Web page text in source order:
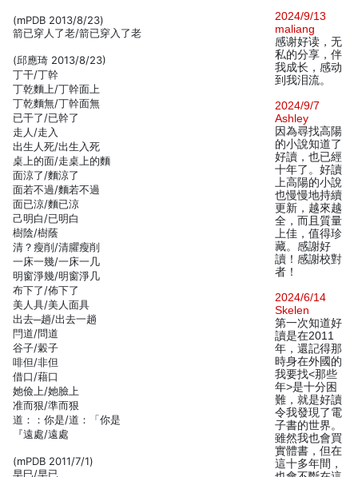
(mPDB 2013/8/23)
箭已穿人了老/箭已穿入了老
(邱應琦 2013/8/23)
丁干/丁幹
丁乾麵上/丁幹面上
丁乾麵無/丁幹面無
已干了/已幹了
走人/走入
出生人死/出生入死
桌上的面/走桌上的麵
面涼了/麵涼了
面若不過/麵若不過
面已涼/麵已涼
己明白/已明白
樹陰/樹蔭
清？瘦削/清臞瘦削
一床一幾/一床一几
明窗淨幾/明窗淨几
布下了/佈下了
美人具/美人面具
出去─趟/出去一趟
閂道/問道
谷子/糓子
啡但/非但
借口/藉口
她儉上/她臉上
准而狠/準而狠
道：：你是/道：「你是
『遠處/遠處
(mPDB 2011/7/1)
早巳/早已
2024/9/13
maliang
感谢好读，无
私的分享，伴
我成长，感动
到我泪流。
2024/9/7
Ashley
因為尋找高陽
的小說知道了
好讀，也已經
十年了。好讀
上高陽的小說
也慢慢地持續
更新，越來越
全，而且質量
上佳，值得珍
藏。感謝好
讀！感謝校對
者！
2024/6/14
Skelen
第一次知道好
讀是在2011
年，還記得那
時身在外國的
我要找<那些
年>是十分困
難，就是好讀
令我發現了電
子書的世界。
雖然我也會買
實體書，但在
這十多年間，